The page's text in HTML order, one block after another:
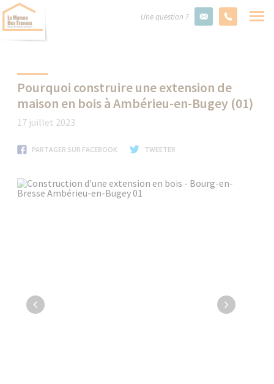
Une question ?
Pourquoi construire une extension de
maison en bois à Ambérieu-en-Bugey (01)
17 juillet 2023
PARTAGER SUR FACEBOOK TWEETER